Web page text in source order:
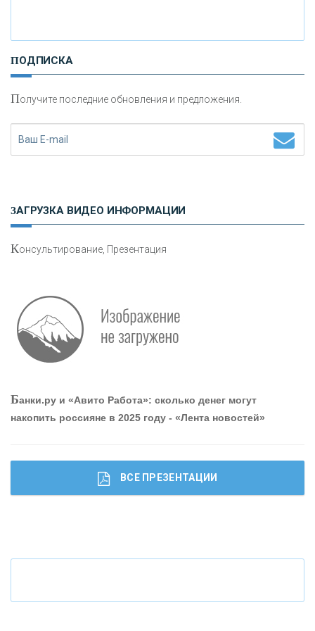
Работа мечты. Что банки делают для того, чтобы
привлечь и удержать персонал - «Интервью»
И
сохранения и увеличения капитала
Что будет с наличными деньгами при цифровом
ПОДПИСКА
Получите последние обновления и предложения.
ЗАГРУЗКА ВИДЕО ИНФОРМАЦИИ
Консультирование, Презентация
Банки.ру и «Авито Работа»: сколько денег могут
накопить россияне в 2025 году - «Лента новостей»
ВСЕ ПРЕЗЕНТАЦИИ